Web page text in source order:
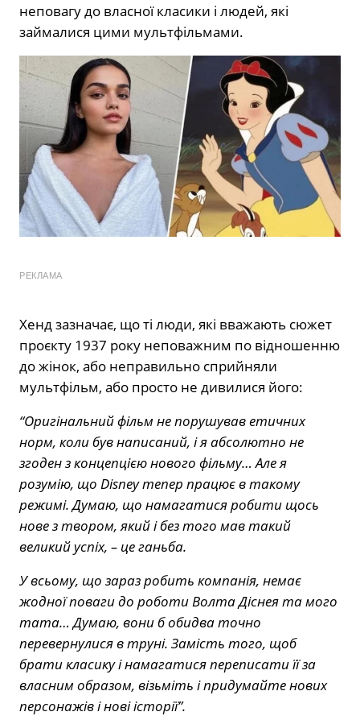
неповагу до власної класики і людей, які
займалися цими мультфільмами.
РЕКЛАМА
Хенд зазначає, що ті люди, які вважають сюжет
проєкту 1937 року неповажним по відношенню
до жінок, або неправильно сприйняли
мультфільм, або просто не дивилися його:
“Оригінальний фільм не порушував етичних
норм, коли був написаний, і я абсолютно не
згоден з концепцією нового фільму… Але я
розумію, що Disney тепер працює в такому
режимі. Думаю, що намагатися робити щось
нове з твором, який і без того мав такий
великий успіх, – це ганьба.
У всьому, що зараз робить компанія, немає
жодної поваги до роботи Волта Діснея та мого
тата… Думаю, вони б обидва точно
перевернулися в труні. Замість того, щоб
брати класику і намагатися переписати її за
власним образом, візьміть і придумайте нових
персонажів і нові історії”.